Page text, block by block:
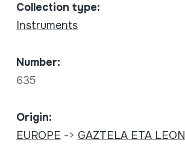
Collection type:
Instruments
Number:
635
Origin:
EUROPE -> GAZTELA ETA LEON